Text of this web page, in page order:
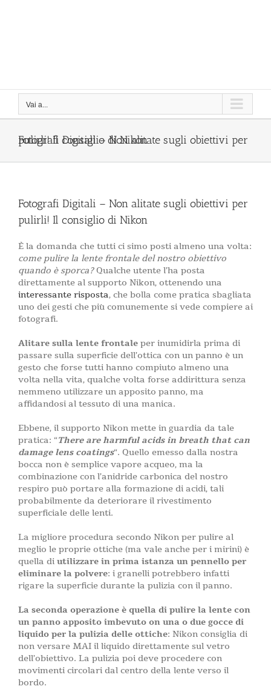
Vai a...
Fotografi Digitali – Non alitate sugli obiettivi per pulirli! Il consiglio di Nikon
Fotografi Digitali – Non alitate sugli obiettivi per
pulirli! Il consiglio di Nikon
È la domanda che tutti ci simo posti almeno una volta:
come pulire la lente frontale del nostro obiettivo
quando è sporca?Qualche utente l’ha posta
direttamente al supporto Nikon, ottenendo una
interessante risposta, che bolla come pratica sbagliata
uno dei gesti che più comunemente si vede compiere ai
fotografi.
Alitare sulla lente frontale per inumidirla prima di
passare sulla superficie dell’ottica con un panno è un
gesto che forse tutti hanno compiuto almeno una
volta nella vita, qualche volta forse addirittura senza
nemmeno utilizzare un apposito panno, ma
affidandosi al tessuto di una manica.
Ebbene, il supporto Nikon mette in guardia da tale
pratica: “There are harmful acids in breath that can
damage lens coatings“. Quello emesso dalla nostra
bocca non è semplice vapore acqueo, ma la
combinazione con l’anidride carbonica del nostro
respiro può portare alla formazione di acidi, tali
probabilmente da deteriorare il rivestimento
superficiale delle lenti.
La migliore procedura secondo Nikon per pulire al
meglio le proprie ottiche (ma vale anche per i mirini) è
quella di utilizzare in prima istanza un pennello per
eliminare la polvere: i granelli potrebbero infatti
rigare la superficie durante la pulizia con il panno.
La seconda operazione è quella di pulire la lente con
un panno apposito imbevuto on una o due gocce di
liquido per la pulizia delle ottiche: Nikon consiglia di
non versare MAI il liquido direttamente sul vetro
dell’obiettivo. La pulizia poi deve procedere con
movimenti circolari dal centro della lente verso il
bordo.